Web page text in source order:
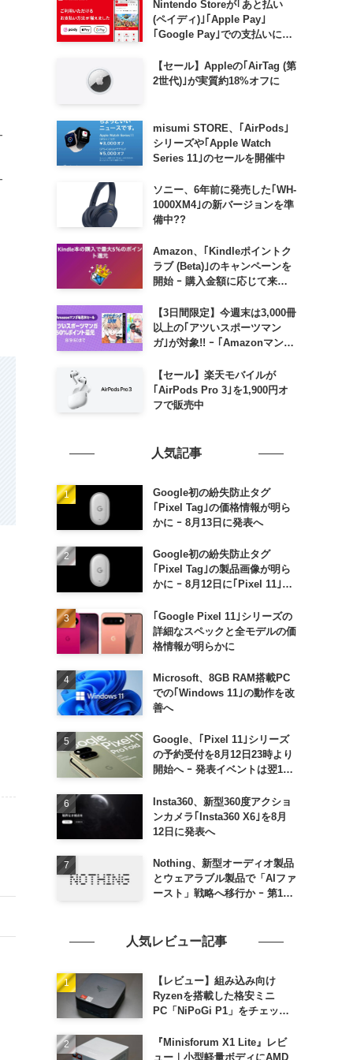
Nintendo Storeが｢あと払い
(ペイディ)｣｢Apple Pay｣
｢Google Pay｣での支払いに対
【セール】Appleの｢AirTag (第
2世代)｣が実質約18%オフに
misumi STORE、｢AirPods｣
シリーズや｢Apple Watch
Series 11｣のセールを開催中
ソニー、6年前に発売した｢WH-
1000XM4｣の新バージョンを準
備中??
Amazon、｢Kindleポイントク
ラブ (Beta)｣のキャンペーンを
開始 ｰ 購入金額に応じて来月
【3日間限定】今週末は3,000冊
以上の｢アツいスポーツマン
ガ｣が対象!! ｰ ｢Amazonマンガ
【セール】楽天モバイルが
｢AirPods Pro 3｣を1,900円オ
フで販売中
人気記事
Google初の紛失防止タグ
｢Pixel Tag｣の価格情報が明ら
かに ｰ 8月13日に発表へ
Google初の紛失防止タグ
｢Pixel Tag｣の製品画像が明ら
かに ｰ 8月12日に｢Pixel 11｣な
｢Google Pixel 11｣シリーズの
詳細なスペックと全モデルの価
格情報が明らかに
Microsoft、8GB RAM搭載PC
での｢Windows 11｣の動作を改
善へ
Google、｢Pixel 11｣シリーズ
の予約受付を8月12日23時より
開始へ ｰ 発表イベントは翌13
Insta360、新型360度アクショ
ンカメラ｢Insta360 X6｣を8月
12日に発表へ
Nothing、新型オーディオ製品
とウェアラブル製品で「AIファ
ースト」戦略へ移行か ｰ 第1弾
人気レビュー記事
【レビュー】組み込み向け
Ryzenを搭載した格安ミニ
PC「NiPoGi P1」をチェック
高性能
『Minisforum X1 Lite』レビ
ュー｜小型軽量ボディにAMD